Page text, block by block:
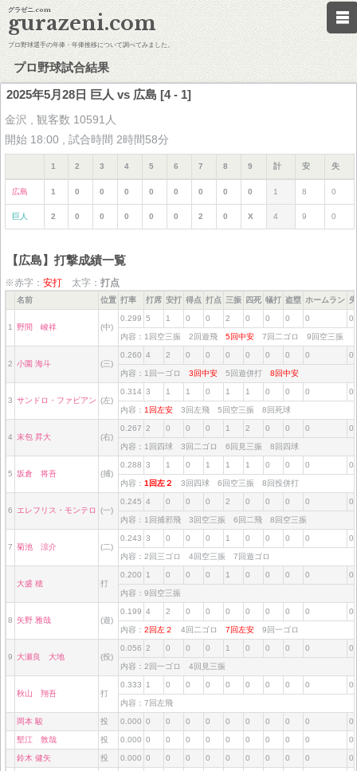
グラゼニ.com
gurazeni.com
プロ野球選手の年俸・年俸推移について調べてみました。
プロ野球試合結果
2025年5月28日 巨人 vs 広島 [4 - 1]
金沢 , 観客数 10591人
開始 18:00 , 試合時間 2時間58分
1 2 3 4 5 6 7 8 9 計 安 失
広島 1 0 0 0 0 0 0 0 0 1 8 0
巨人 2 0 0 0 0 0 2 0 X 4 9 0
【広島】打撃成績一覧
※赤字： 安打 太字： 打点
名前 位置 打率 打席 安打 得点 打点 三振 四死 犠打 盗塁 ホームラン
1 野間 峻祥 (中)
0.299 5 1 0 0 2 0 0 0 0 0
内容：1回空三振 2回遊飛 5回中安 7回二ゴロ 9回空三振
2 小園 海斗 (三)
0.260 4 2 0 0 0 0 0 0 0 0
内容：1回一ゴロ 3回中安 5回遊併打 8回中安
3 サンドロ・ファビアン (左)
0.314 3 1 1 0 1 1 0 0 0 0
内容： 1回左安 3回左飛 5回空三振 8回死球
4 末包 昇大 (右)
0.267 2 0 0 0 1 2 0 0 0 0
内容：1回四球 3回二ゴロ 6回見三振 8回四球
5 坂倉 将吾 (捕)
0.288 3 1 0 1 1 1 0 0 0 0
内容： 1回左２ 3回四球 6回空三振 8回投併打
6 エレフリス・モンテロ (一)
0.245 4 0 0 0 2 0 0 0 0 0
内容：1回捕邪飛 3回空三振 6回二飛 8回空三振
7 菊池 涼介 (二)
0.243 3 0 0 0 1 0 0 0 0 0
内容：2回三ゴロ 4回空三振 7回遊ゴロ
大盛 穂 打
0.200 1 0 0 0 1 0 0 0 0 0
内容：9回空三振
8 矢野 雅哉 (遊)
0.199 4 2 0 0 0 0 0 0 0 0
内容： 2回左２ 4回二ゴロ 7回左安 9回一ゴロ
9 大瀬良 大地 (投)
0.056 2 0 0 0 1 0 0 0 0 0
内容：2回一ゴロ 4回見三振
秋山 翔吾 打
0.333 1 0 0 0 0 0 0 0 0 0
内容：7回左飛
岡本 駿 投 0.000 0 0 0 0 0 0 0 0 0 0
塹江 敦哉 投 0.000 0 0 0 0 0 0 0 0 0 0
鈴木 健矢 投 0.000 0 0 0 0 0 0 0 0 0 0